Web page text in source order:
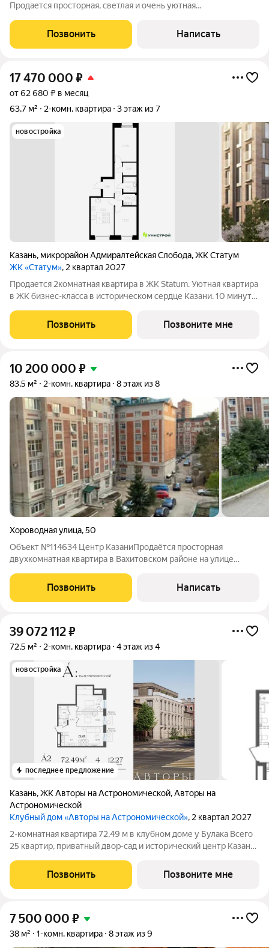
Продается просторная, светлая и очень уютная
планировка, много солнечного света. В квартире сделан новый
ремонт. Квартира укомплектована всей
Позвонить Написать
17 470 000 ₽
от 62 680 ₽ в месяц
63,7 м²
2-комн. квартира 3 этаж из 7
новостройка
Казань, микрорайон Адмиралтейская Слобода,ЖК Статум
ЖК «Статум», 2 квартал 2027
Продается 2комнатная квартира в ЖК Statum. Уютная квартира
в ЖК бизнес-класса в историческом сердце Казани. 10 минут
Казанки. Рядом детские сады, школы и Зилантов монастырь.
Приватные зелёные
Позвонить Позвоните мне
10 200 000 ₽
83,5 м² 2-комн. квартира 8 этаж из 8
Хороводная улица,50
Объект №114634 Центр КазаниПродаётся просторная
двухкомнатная квартира в Вахитовском районе на улице
проживания, так и для сдачи в аренду. Квартира расположена в
современном, кирпичном доме 2009
Позвонить Написать
39 072 112₽
72,5 м² 2-комн. квартира 4 этаж из 4
новостройка
последнее предложение
Казань,ЖК Авторы на Астрономической,Авторы на
Астрономической
Клубный дом «Авторы на Астрономической», 2 квартал 2027
2-комнатная квартира 72,49 м в клубном доме у Булака Всего
25 квартир, приватный двор-сад и исторический центр Казани
кто выбирает редкость, архитектуру и качество каждой
детали. Продаётся
Позвонить Позвоните мне
7 500 000 ₽
38 м² 1-комн. квартира 8 этаж из 9